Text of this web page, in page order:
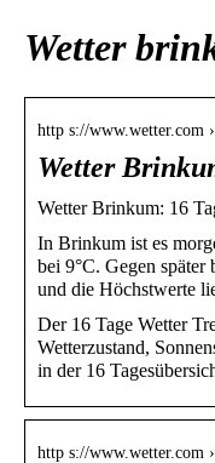
Wetter
http s://www.wetter.com
Wetter
Wetter Brinkum: 16
In Brinkum ist es
bei 9°C. Gegen später
und die Höchstwerte
Der 16 Tage Wetter
Wetterzustand,
in der 16
http s://www.wetter.com